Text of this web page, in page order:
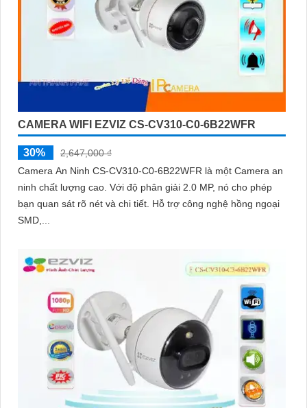
CAMERA WIFI EZVIZ CS-CV310-C0-6B22WFR
30%
2,647,000 ₫
Camera An Ninh CS-CV310-C0-6B22WFR là một Camera an
ninh chất lượng cao. Với độ phân giải 2.0 MP, nó cho phép
bạn quan sát rõ nét và chi tiết. Hỗ trợ công nghệ hồng ngoại
SMD,...